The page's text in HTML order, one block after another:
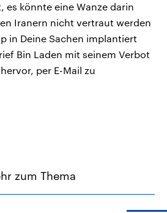
es könnte eine Wanze darin
Iranern nicht vertraut werden
in Deine Sachen implantiert
Bin Laden mit seinem Verbot
per E-Mail zu
zum Thema